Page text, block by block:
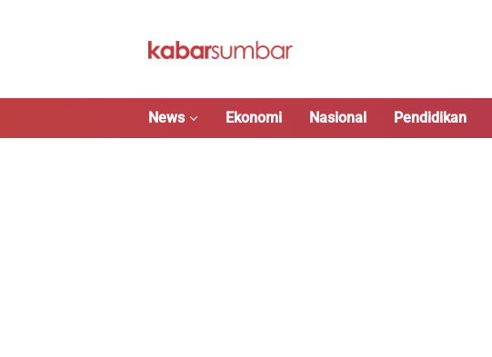
News Ekonomi Nasional Pendidikan